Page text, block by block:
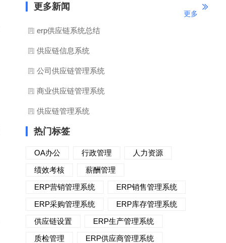
更多新闻
更多
erp供应链系统总结
供应链信息系统
公司供应链管理系统
商业供应链管理系统
供应链管理系统
热门标签
OA办公 行政管理
人力资源
绩效考核
薪酬管理
ERP营销管理系统
ERP销售管理系统
ERP采购管理系统
ERP库存管理系统
供应链设置
ERP生产管理系统
质检管理
ERP供应商管理系统